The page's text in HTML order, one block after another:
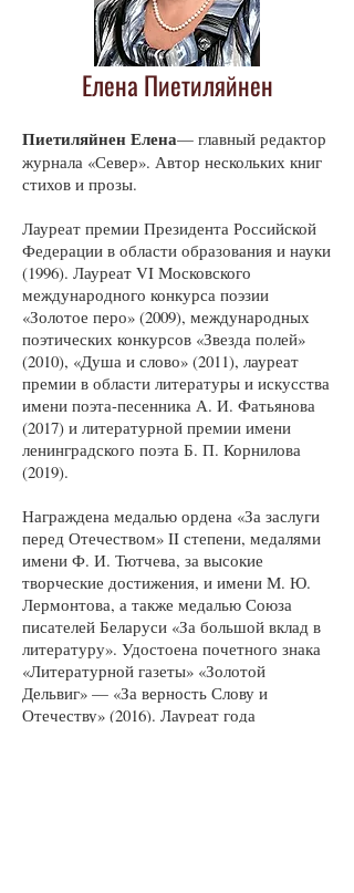
Елена Пиетиляйнен
Пиетиляйнен Елена— главный редактор
журнала «Север». Автор нескольких книг
стихов и прозы.
Лауреат премии Президента Российской
Федерации в области образования и науки
(1996). Лауреат VI Московского
международного конкурса поэзии
«Золотое перо» (2009), международных
поэтических конкурсов «Звезда полей»
(2010), «Душа и слово» (2011), лауреат
премии в области литературы и искусства
имени поэта-песенника А. И. Фатьянова
(2017) и литературной премии имени
ленинградского поэта Б. П. Корнилова
(2019).
Награждена медалью ордена «За заслуги
перед Отечеством» II степени, медалями
имени Ф. И. Тютчева, за высокие
творческие достижения, и имени М. Ю.
Лермонтова, а также медалью Союза
писателей Беларуси «За большой вклад в
литературу». Удостоена почетного знака
«Литературной газеты» «Золотой
Дельвиг» — «За верность Слову и
Отечеству» (2016). Лауреат года